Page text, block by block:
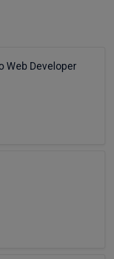
Web Developer